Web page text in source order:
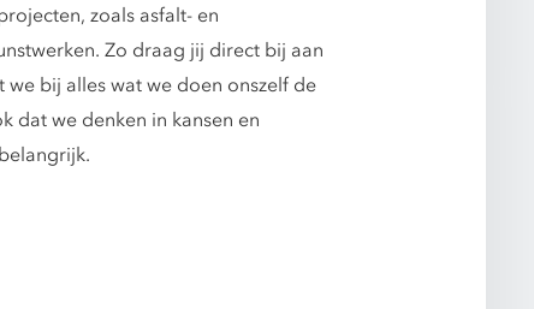
zoals asfalt- en
Zo draag jij direct bij aan
bij alles wat we doen onszelf de
dat we denken in kansen en